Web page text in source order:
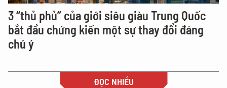
3 “thủ phủ” của giới siêu giàu Trung Quốc
bắt đầu chứng kiến một sự thay đổi đáng
chú ý
ĐỌC NHIỀU